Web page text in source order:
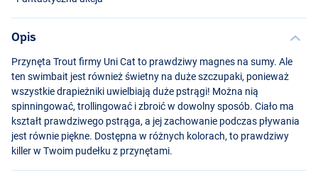
Opis
Przynęta Trout firmy Uni Cat to prawdziwy magnes na sumy. Ale
ten swimbait jest również świetny na duże szczupaki, ponieważ
wszystkie drapieżniki uwielbiają duże pstrągi! Można nią
spinningować, trollingować i zbroić w dowolny sposób. Ciało ma
kształt prawdziwego pstrąga, a jej zachowanie podczas pływania
jest równie piękne. Dostępna w różnych kolorach, to prawdziwy
killer w Twoim pudełku z przynętami.